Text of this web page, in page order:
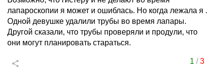
лапароскопии я может и ошиблась. Но когда лежала я .
Одной девушке удалили трубы во время лапары.
Другой сказали, что трубы проверяли и продули, что
они могут планировать стараться.
1 /3